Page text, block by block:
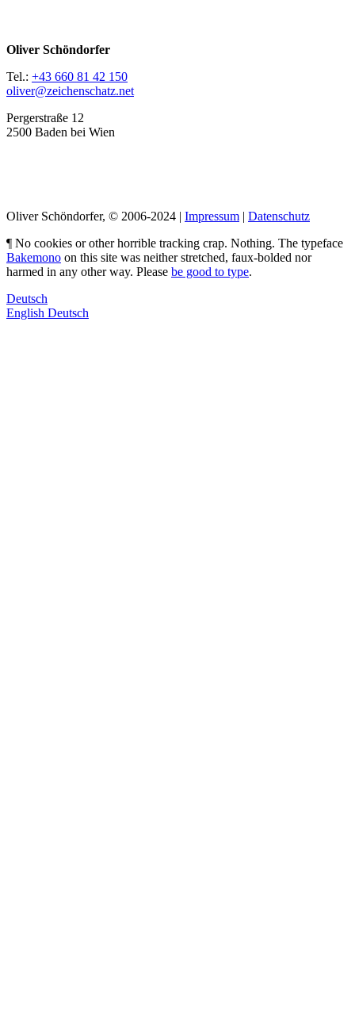
Oliver Schöndorfer
Tel.: +43 660 81 42 150
oliver@zeichenschatz.net
Pergerstraße 12
2500 Baden bei Wien
Oliver Schöndorfer, © 2006-2024 | Impressum | Datenschutz
¶ No cookies or other horrible tracking crap. Nothing. The typeface
Bakemono on this site was neither stretched, faux-bolded nor
harmed in any other way. Please be good to type.
Deutsch
English Deutsch